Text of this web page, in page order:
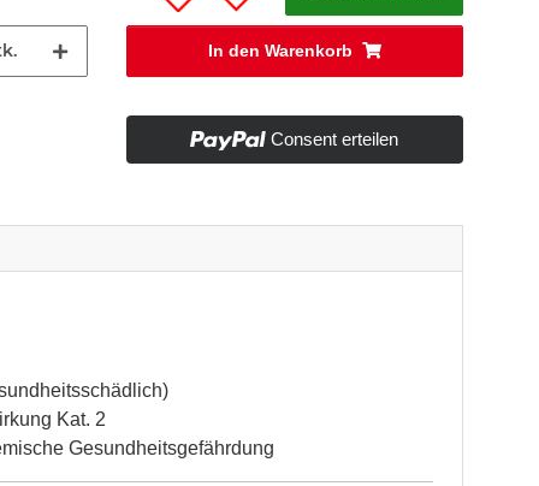
In den Warenkorb
Consent erteilen
Kat. 2
Gesundheitsgefährdung